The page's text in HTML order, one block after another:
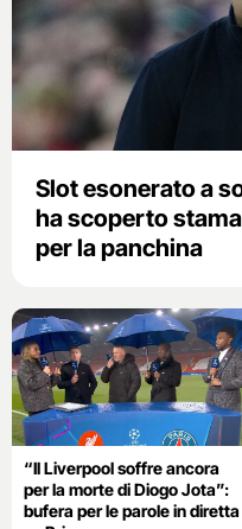
Slot esonerato a
ha scoperto
per la panchina
“Il Liverpool soffre ancora
per la morte di Diogo Jota”:
bufera per le parole in diretta